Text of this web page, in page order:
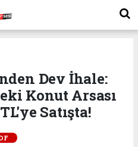
Dev İhale:
Konut Arsası
Satışta!